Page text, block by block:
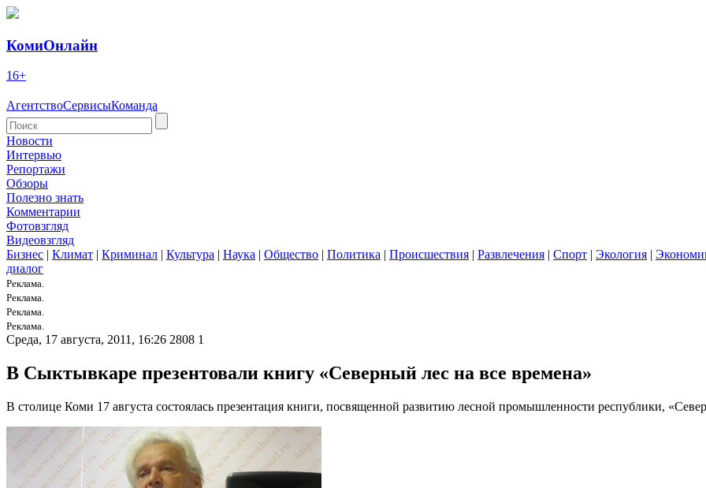
КомиОнлайн
16+
АгентствоСервисыКоманда
Новости
Интервью
Репортажи
Обзоры
Полезно знать
Комментарии
Фотовзгляд
Видеовзгляд
Бизнес | Климат | Криминал | Культура | Наука | Общество | Политика | Происшествия | Развлечения | Спорт | Экология |
диалог
Реклама.
Реклама.
Реклама.
Реклама.
Среда, 17 августа, 2011, 16:26 2808 1
В Сыктывкаре презентовали книгу «Северный лес на все времена»
В столице Коми 17 августа состоялась презентация книги, посвященной развитию лесной промышленности республики,